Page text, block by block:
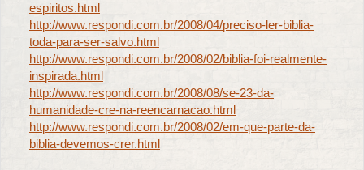
espiritos.html
http://www.respondi.com.br/2008/04/preciso-ler-biblia-
toda-para-ser-salvo.html
http://www.respondi.com.br/2008/02/biblia-foi-realmente-
inspirada.html
http://www.respondi.com.br/2008/08/se-23-da-
humanidade-cre-na-reencarnacao.html
http://www.respondi.com.br/2008/02/em-que-parte-da-
biblia-devemos-crer.html